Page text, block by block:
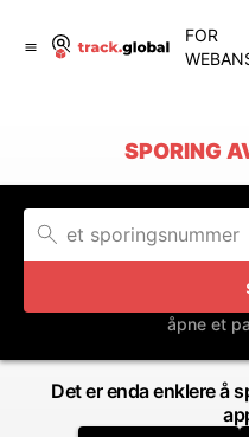
FOR
SPORING
åpne et
Det er enda enklere å